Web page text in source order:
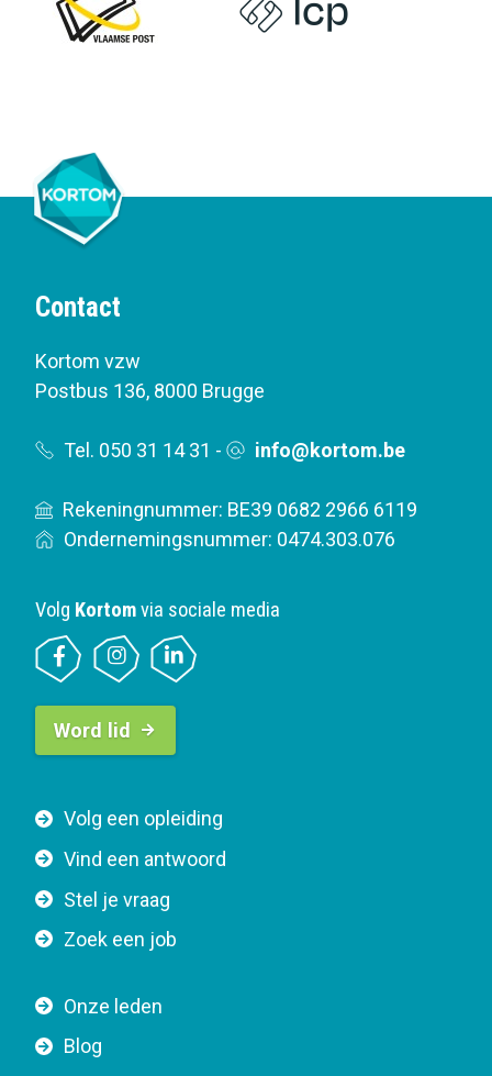
Contact
Kortom vzw
Postbus 136, 8000 Brugge
Tel. 050 31 14 31 - info@kortom.be
Rekeningnummer: BE39 0682 2966 6119
Ondernemingsnummer: 0474.303.076
F
o
t
e
a
v
Volg een opleiding
Vind een antwoord
Stel je vraag
Zoek een job
Onze leden
Blog
Volg Kortomvia sociale media
B
t
o
n
a
v
g
t
Word lid